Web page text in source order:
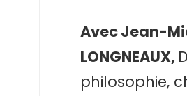
Avec Jean-
LONGNEAUX,
philosophie,